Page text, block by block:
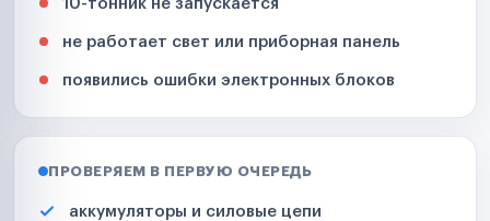
10-тонник не запускается
не работает свет или приборная панель
появились ошибки электронных блоков
ПРОВЕРЯЕМ В ПЕРВУЮ ОЧЕРЕДЬ
аккумуляторы и силовые цепи